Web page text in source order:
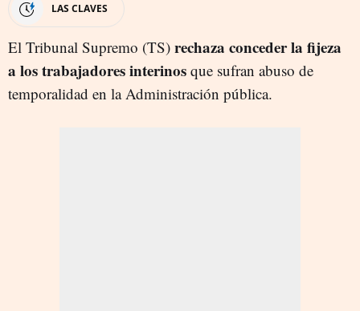
LAS CLAVES
El Tribunal Supremo (TS) rechaza conceder la fijeza
a los trabajadores interinos que sufran abuso de
temporalidad en la Administración pública.